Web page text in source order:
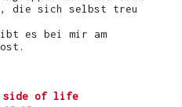
die sich selbst treu
gibt es bei mir am
side of life